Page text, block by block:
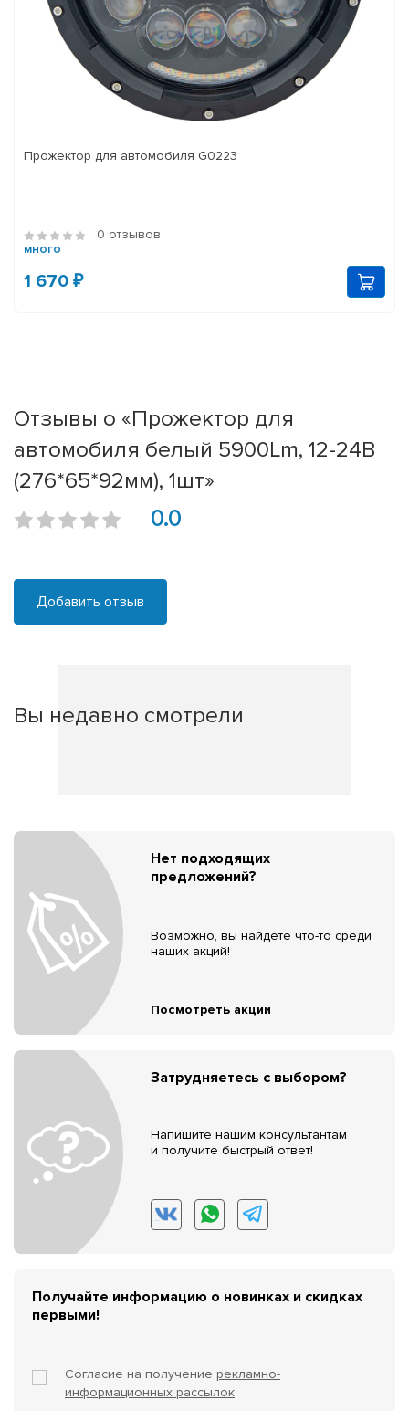
Прожектор для автомобиля G0223
0 отзывов
много
1 670 ₽
Отзывы о «Прожектор для
автомобиля белый 5900Lm, 12-24В
(276*65*92мм), 1шт»
0.0
Добавить отзыв
Вы недавно смотрели
Нет подходящих
предложений?
Возможно, вы найдёте что-то среди
наших акций!
Посмотреть акции
Затрудняетесь с выбором?
Напишите нашим консультантам
и получите быстрый ответ!
Получайте информацию о новинках и скидках
первыми!
Согласие на получение рекламно-
информационных рассылок